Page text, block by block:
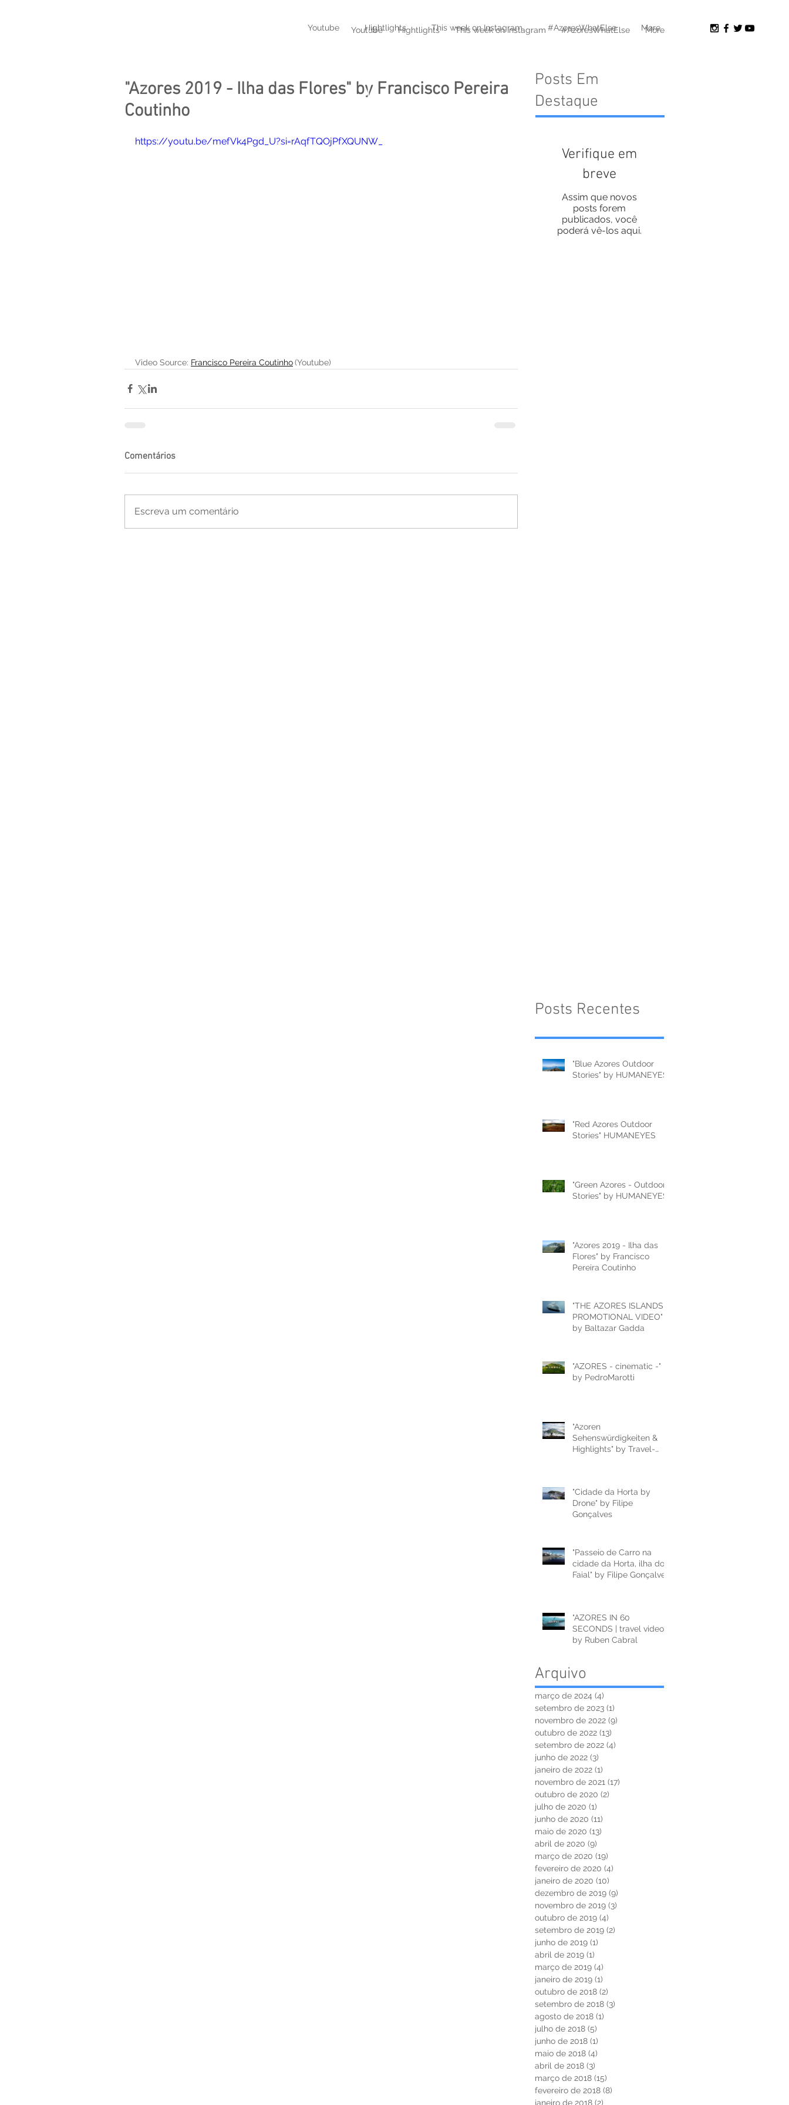
Youtube Hightlights This week on Instagram #AzoresWhatElse More
"Azores 2019 - Ilha das Flores" by Francisco Pereira
Coutinho
https://youtu.be/mefVk4Pgd_U?si=rAqfTQOjPfXQUNW_
Video Source: Francisco Pereira Coutinho(Youtube)
Comentários
Escreva um comentário
Posts Em
Destaque
Verifique em
breve
Assim que novos
posts forem
publicados, você
poderá vê-los aqui.
Posts Recentes
"Blue Azores Outdoor
Stories" by HUMANEYES
"Red Azores Outdoor
Stories" HUMANEYES
"Green Azores - Outdoor
Stories" by HUMANEYES
"Azores 2019 - Ilha das
Flores" by Francisco
Pereira Coutinho
"THE AZORES ISLANDS -
PROMOTIONAL VIDEO"
by Baltazar Gadda
"AZORES - cinematic -"
by PedroMarotti
"Azoren
Sehenswürdigkeiten &
Highlights" by Travel-
"Cidade da Horta by
Drone" by Filipe
Gonçalves
"Passeio de Carro na
cidade da Horta, ilha do
Faial" by Filipe Gonçalves
"AZORES IN 60
SECONDS | travel video"
by Ruben Cabral
Arquivo
março de 2024 (4)
setembro de 2023 (1)
novembro de 2022 (9)
outubro de 2022 (13)
setembro de 2022 (4)
junho de 2022 (3)
janeiro de 2022 (1)
novembro de 2021 (17)
outubro de 2020 (2)
julho de 2020 (1)
junho de 2020 (11)
maio de 2020 (13)
abril de 2020 (9)
março de 2020 (19)
fevereiro de 2020 (4)
janeiro de 2020 (10)
dezembro de 2019 (9)
novembro de 2019 (3)
outubro de 2019 (4)
setembro de 2019 (2)
junho de 2019 (1)
abril de 2019 (1)
março de 2019 (4)
janeiro de 2019 (1)
outubro de 2018 (2)
setembro de 2018 (3)
agosto de 2018 (1)
julho de 2018 (5)
junho de 2018 (1)
maio de 2018 (4)
abril de 2018 (3)
março de 2018 (15)
fevereiro de 2018 (8)
janeiro de 2018 (2)
Youtube Hightlights This week on Instagram #AzoresWhatElse More